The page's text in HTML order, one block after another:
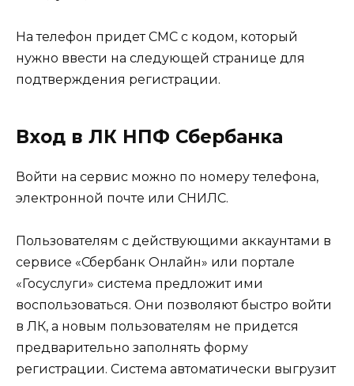
На телефон придет СМС с кодом, который
нужно ввести на следующей странице для
подтверждения регистрации.
Вход в ЛК НПФ Сбербанка
Войти на сервис можно по номеру телефона,
электронной почте или СНИЛС.
Пользователям с действующими аккаунтами в
сервисе «Сбербанк Онлайн» или портале
«Госуслуги» система предложит ими
воспользоваться. Они позволяют быстро войти
в ЛК, а новым пользователям не придется
предварительно заполнять форму
регистрации. Система автоматически выгрузит